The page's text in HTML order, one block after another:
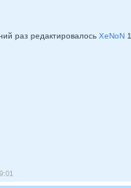
раз редактировалось XeNoN